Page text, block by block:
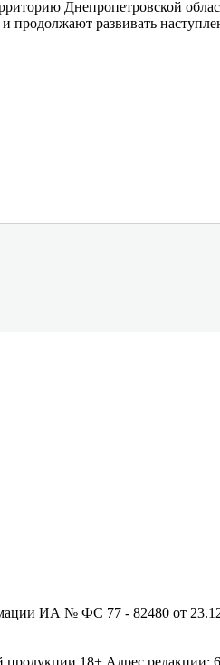
Днепропетровской
развивать
ИА № ФС 77 - 82480 от
18+ Адрес редакции: